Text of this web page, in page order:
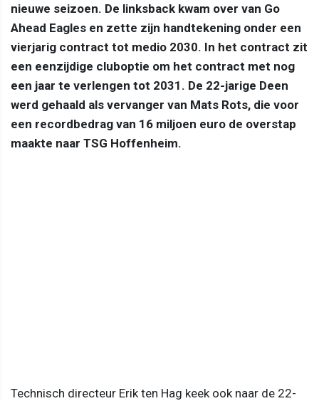
nieuwe seizoen. De linksback kwam over van Go
Ahead Eagles en zette zijn handtekening onder een
vierjarig contract tot medio 2030. In het contract zit
een eenzijdige cluboptie om het contract met nog
een jaar te verlengen tot 2031. De 22-jarige Deen
werd gehaald als vervanger van Mats Rots, die voor
een recordbedrag van 16 miljoen euro de overstap
maakte naar TSG Hoffenheim.
Technisch directeur Erik ten Hag keek ook naar de 22-